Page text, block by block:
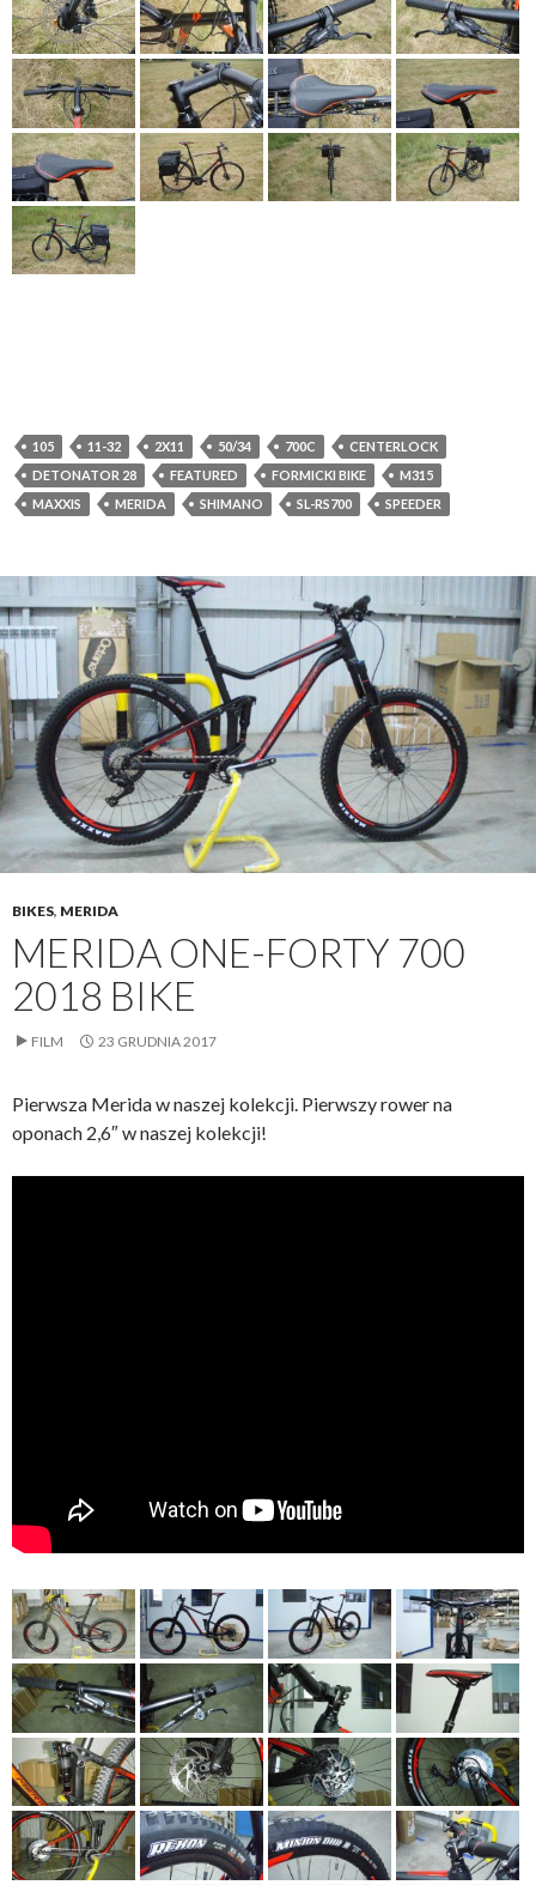
105 11-32 2X11 50/34 700C
CENTERLOCK
DETONATOR 28
FEATURED FORMICKI BIKE
M315
MAXXIS
MERIDA SHIMANO SL-RS700 SPEEDER
BIKES, MERIDA
MERIDA ONE-FORTY 700
2018 BIKE
FILM 23 GRUDNIA 2017
Pierwsza Merida w naszej kolekcji. Pierwszy rower na
oponach 2,6″ w naszej kolekcji!